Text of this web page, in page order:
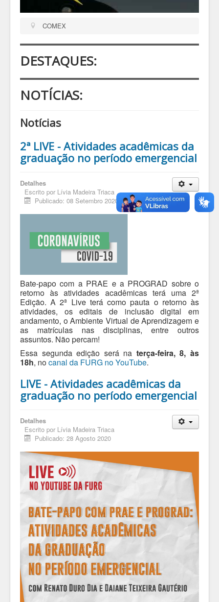
COMEX
DESTAQUES:
NOTÍCIAS:
Notícias
2ª LIVE - Atividades acadêmicas da
graduação no período emergencial
Detalhes
Escrito por Lívia Madeira Triaca
Publicado: 08 Setembro 2020
Bate-papo com a PRAE e a PROGRAD sobre o
retorno às atividades acadêmicas terá uma 2ª
Edição. A 2ª Live terá como pauta o retorno às
atividades, os editais de inclusão digital em
andamento, o Ambiente Virtual de Aprendizagem e
as matrículas nas disciplinas, entre outros
assuntos. Não percam!
Essa segunda edição será na terça-feira, 8, às
18h, nocanal da FURG no YouTube.
LIVE - Atividades acadêmicas da
graduação no período emergencial
Detalhes
Escrito por Lívia Madeira Triaca
Publicado: 28 Agosto 2020